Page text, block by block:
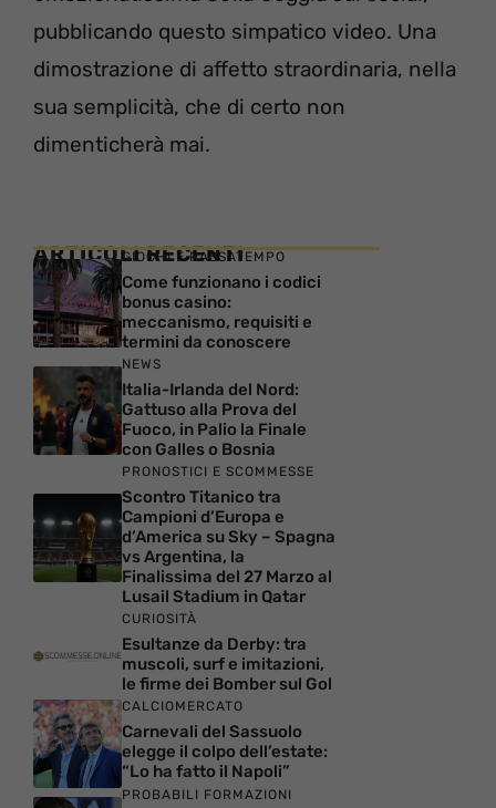
pubblicando questo simpatico video. Una
dimostrazione di affetto straordinaria, nella
sua semplicità, che di certo non
dimenticherà mai.
ARTICOLI RECENTI
GIOCHI E PASSATEMPO
Come funzionano i codici
bonus casino:
meccanismo, requisiti e
termini da conoscere
NEWS
Italia-Irlanda del Nord:
Gattuso alla Prova del
Fuoco, in Palio la Finale
con Galles o Bosnia
PRONOSTICI E SCOMMESSE
Scontro Titanico tra
Campioni d’Europa e
d’America su Sky – Spagna
vs Argentina, la
Finalissima del 27 Marzo al
Lusail Stadium in Qatar
CURIOSITÀ
Esultanze da Derby: tra
muscoli, surf e imitazioni,
le firme dei Bomber sul Gol
CALCIOMERCATO
Carnevali del Sassuolo
elegge il colpo dell’estate:
“Lo ha fatto il Napoli”
PROBABILI FORMAZIONI